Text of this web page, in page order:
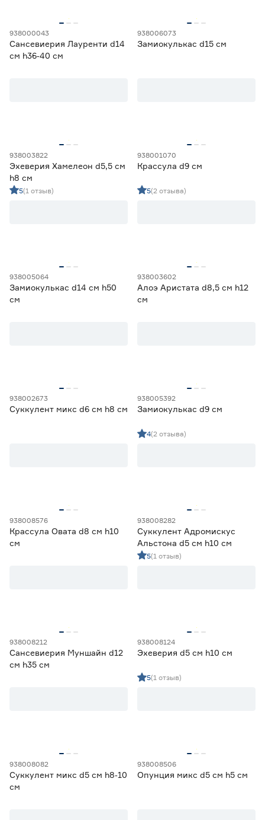
938000043
Сансевиерия Лауренти d14
см h36‑40 см
938006073
Замиокулькас d15 см
938003822
Эхеверия Хамелеон d5,5 см
h8 см
5(1 отзыв)
938001070
Крассула d9 см
5(2 отзыва)
938005064
Замиокулькас d14 см h50
см
938003602
Алоэ Аристата d8,5 см h12
см
938002673
Суккулент микс d6 см h8 см
938005392
Замиокулькас d9 см
4(2 отзыва)
938008576
Крассула Овата d8 см h10
см
938008282
Суккулент Адромискус
Альстона d5 см h10 см
5(1 отзыв)
938008212
Сансевиерия Муншайн d12
см h35 см
938008124
Эхеверия d5 см h10 см
5(1 отзыв)
938008082
Суккулент микс d5 см h8‑10
см
938008506
Опунция микс d5 см h5 см